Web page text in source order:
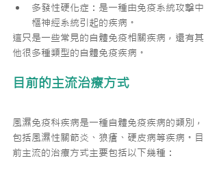
多發性硬化症：是一種由免疫系統攻擊中
樞神經系統引起的疾病。
這只是一些常見的自體免疫相關疾病，還有其
他很多種類型的自體免疫疾病。
目前的主流治療方式
風濕免疫科疾病是一種自體免疫疾病的類別，
包括風濕性關節炎、狼瘡、硬皮病等疾病。目
前主流的治療方式主要包括以下幾種：